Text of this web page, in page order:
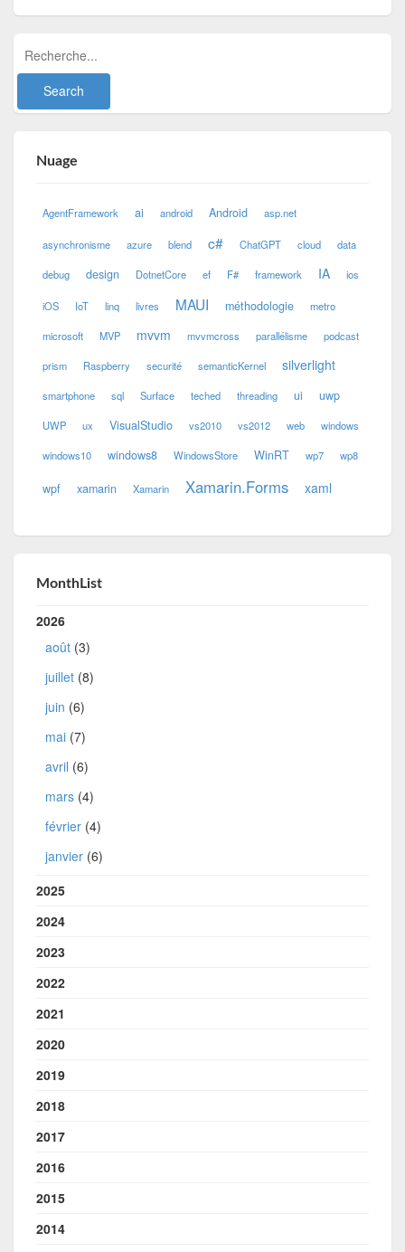
Nuage
AgentFramework ai android Android asp.net
asynchronisme azure blend c# ChatGPT cloud data
debug design DotnetCore ef F# framework IA ios
iOS IoT linq livres MAUI méthodologie metro
microsoft MVP mvvm mvvmcross parallélisme podcast
prism Raspberry securité semanticKernel silverlight
smartphone sql Surface teched threading ui uwp
UWP ux VisualStudio vs2010 vs2012 web windows
windows10 windows8 WindowsStore WinRT wp7 wp8
wpf xamarin Xamarin Xamarin.Forms xaml
MonthList
2026
août (3)
juillet (8)
juin (6)
mai (7)
avril (6)
mars (4)
février (4)
janvier (6)
2025
2024
2023
2022
2021
2020
2019
2018
2017
2016
2015
2014